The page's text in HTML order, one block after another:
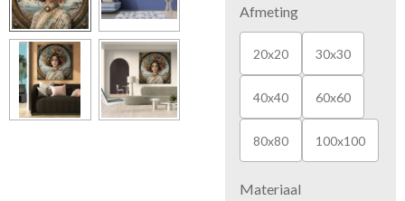
Afmeting
20x20 30x30
40x40 60x60
80x80 100x100
Materiaal